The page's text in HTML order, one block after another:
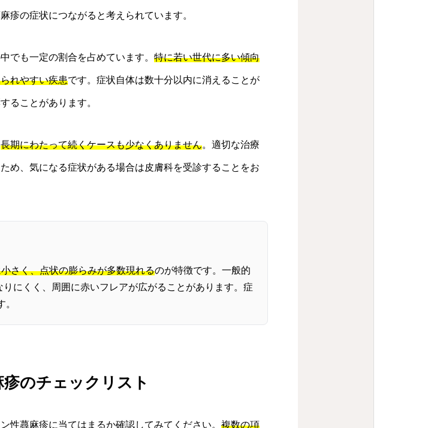
疹の症状につながると考えられています。
でも一定の割合を占めています。 特に若い世代に多い傾向
れやすい疾患です。症状自体は数十分以内に消えることが
ることがあります。
長期にわたって続くケースも少なくありません。適切な治療
め、気になる症状がある場合は皮膚科を受診することをお
さく、点状の膨らみが多数現れるのが特徴です。一般的
にくく、周囲に赤いフレアが広がることがあります。症
。
のチェックリスト
性蕁麻疹に当てはまるか確認してみてください。 複数の項